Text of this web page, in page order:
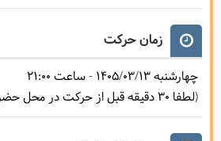
زمان حرکت
چهارشنبه1405/03/13 - ساعت 21:00
(لطفا 30 دقیقه قبل از حرکت در محل حضور داشته باشید.)